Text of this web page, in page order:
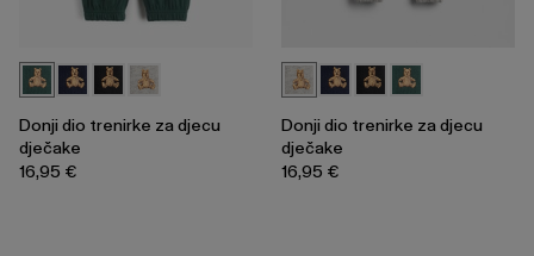
Donji dio trenirke za djecu
dječake
16,95 €
Donji dio trenirke za djecu
dječake
16,95 €